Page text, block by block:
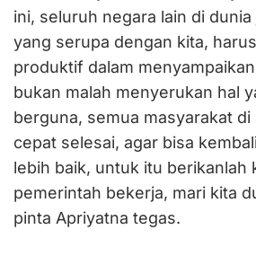
ini, seluruh negara lain di
yang serupa dengan kita,
produktif dalam
bukan malah menyerukan hal
berguna, semua masyarakat
cepat selesai, agar bisa
lebih baik, untuk itu berikanlah
pemerintah bekerja, mari kita
pinta Apriyatna tegas.